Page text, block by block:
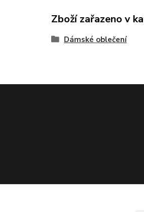
Zboží zařazeno v
Dámské oblečení